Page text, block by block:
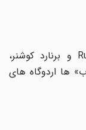
و برنارد کوشنر،
ها اردوگاه های